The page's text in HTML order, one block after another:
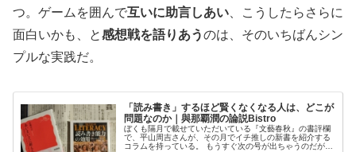
つ。ゲームを囲んで互いに助言しあい 、こうしたらさらに
面白いかも、と感想戦を語りあうのは、そのいちばんシン
プルな実践だ。
「読み書き」するほど賢くなくなる人は、どこが
問題なのか｜與那覇潤の論説Bistro
ぼくも隔月で載せていただいている『文藝春秋』の書評欄
で、平山周吉さんが、その月でイチ推しの新書を紹介する
コラムを持っている。 もうすぐ次の号が出ちゃうのだが、